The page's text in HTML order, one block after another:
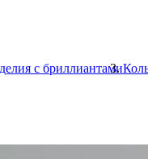
с бриллиантами